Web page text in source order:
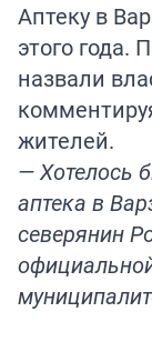
Аптеку в
этого года.
назвали
жителей.
— Хотелось
аптека в
северянин